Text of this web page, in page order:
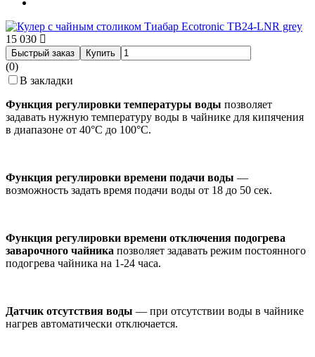
15 030
Быстрый заказ Купить
(0)
В закладки
Функция регулировки температуры воды позволяет
задавать нужную температуру воды в чайнике для кипячения
в диапазоне от 40°С до 100°С.
Функция регулировки времени подачи воды —
возможность задать время подачи воды от 18 до 50 сек.
Функция регулировки времени отключения подогрева
заварочного чайника позволяет задавать режим постоянного
подогрева чайника на 1-24 часа.
Датчик отсутствия воды — при отсутствии воды в чайнике
нагрев автоматически отключается.